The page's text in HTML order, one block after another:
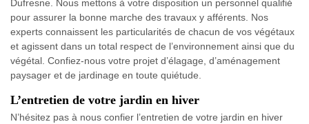
Dufresne. Nous mettons à votre disposition un personnel qualifié
pour assurer la bonne marche des travaux y afférents. Nos
experts connaissent les particularités de chacun de vos végétaux
et agissent dans un total respect de l’environnement ainsi que du
végétal. Confiez-nous votre projet d’élagage, d’aménagement
paysager et de jardinage en toute quiétude.
L’entretien de votre jardin en hiver
N’hésitez pas à nous confier l’entretien de votre jardin en hiver